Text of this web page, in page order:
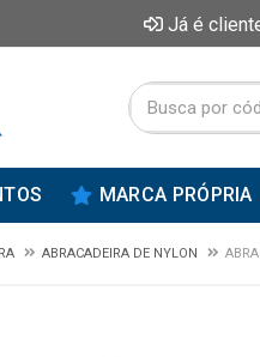
Já é
MARCA PRÓPRIA
ABRACADEIRA DE NYLON